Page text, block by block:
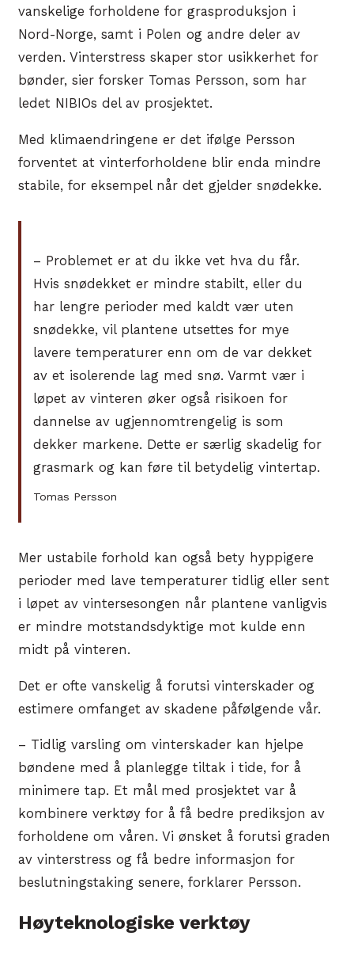
vanskelige forholdene for grasproduksjon i
Nord-Norge, samt i Polen og andre deler av
verden. Vinterstress skaper stor usikkerhet for
bønder, sier forsker Tomas Persson, som har
ledet NIBIOs del av prosjektet.
Med klimaendringene er det ifølge Persson
forventet at vinterforholdene blir enda mindre
stabile, for eksempel når det gjelder snødekke.
– Problemet er at du ikke vet hva du får.
Hvis snødekket er mindre stabilt, eller du
har lengre perioder med kaldt vær uten
snødekke, vil plantene utsettes for mye
lavere temperaturer enn om de var dekket
av et isolerende lag med snø. Varmt vær i
løpet av vinteren øker også risikoen for
dannelse av ugjennomtrengelig is som
dekker markene. Dette er særlig skadelig for
grasmark og kan føre til betydelig vintertap.
Tomas Persson
Mer ustabile forhold kan også bety hyppigere
perioder med lave temperaturer tidlig eller sent
i løpet av vintersesongen når plantene vanligvis
er mindre motstandsdyktige mot kulde enn
midt på vinteren.
Det er ofte vanskelig å forutsi vinterskader og
estimere omfanget av skadene påfølgende vår.
– Tidlig varsling om vinterskader kan hjelpe
bøndene med å planlegge tiltak i tide, for å
minimere tap. Et mål med prosjektet var å
kombinere verktøy for å få bedre prediksjon av
forholdene om våren. Vi ønsket å forutsi graden
av vinterstress og få bedre informasjon for
beslutningstaking senere, forklarer Persson.
Høyteknologiske verktøy